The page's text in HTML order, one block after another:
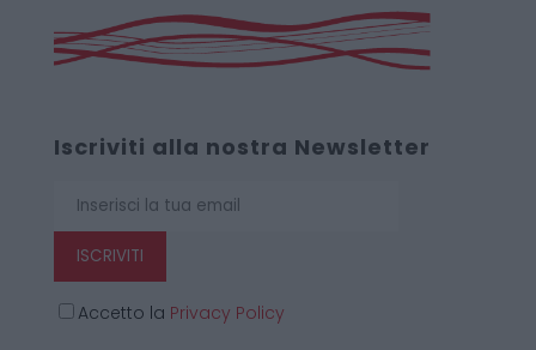
Iscriviti alla nostra Newsletter
ISCRIVITI
Accetto la Privacy Policy